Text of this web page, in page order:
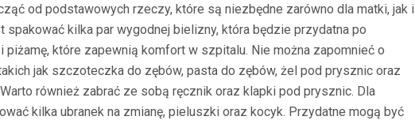
od podstawowych rzeczy, które są niezbędne zarówno dla matki, jak i
spakować kilka par wygodnej bielizny, która będzie przydatna po
które zapewnią komfort w szpitalu. Nie można zapomnieć o
jak szczoteczka do zębów, pasta do zębów, żel pod prysznic oraz
również zabrać ze sobą ręcznik oraz klapki pod prysznic. Dla
kilka ubranek na zmianę, pieluszki oraz kocyk. Przydatne mogą być